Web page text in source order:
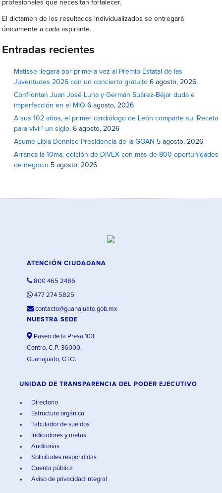
profesionales que necesitan fortalecer.
El dictamen de los resultados individualizados se entregará
únicamente a cada aspirante.
Entradas recientes
Matisse llegará por primera vez al Premio Estatal de las
Juventudes 2026 con un concierto gratuito 6 agosto, 2026
Confrontan Juan José Luna y Germán Suárez-Béjar duda e
imperfección en el MIQ 6 agosto, 2026
A sus 102 años, el primer cardiólogo de León comparte su ‘Receta
para vivir’ un siglo. 6 agosto, 2026
Asume Libia Dennise Presidencia de la GOAN 5 agosto, 2026
Arranca la 10ma. edición de DIVEX con más de 800 oportunidades
de negocio 5 agosto, 2026
ATENCIÓN CIUDADANA
800 465 2486
477 274 5825
contacto@guanajuato.gob.mx
NUESTRA SEDE
Paseo de la Presa 103,
Centro, C.P. 36000,
Guanajuato, GTO.
UNIDAD DE TRANSPARENCIA DEL PODER EJECUTIVO
Directorio
Estructura orgánica
Tabulador de sueldos
Indicadores y metas
Auditorías
Solicitudes respondidas
Cuenta pública
Aviso de privacidad integral